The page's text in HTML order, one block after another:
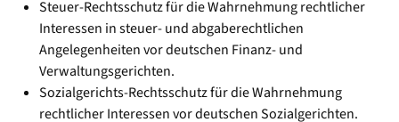
Steuer-Rechtsschutz für die Wahrnehmung rechtlicher
Interessen in steuer- und abgaberechtlichen
Angelegenheiten vor deutschen Finanz- und
Verwaltungsgerichten.
Sozialgerichts-Rechtsschutz für die Wahrnehmung
rechtlicher Interessen vor deutschen Sozialgerichten.